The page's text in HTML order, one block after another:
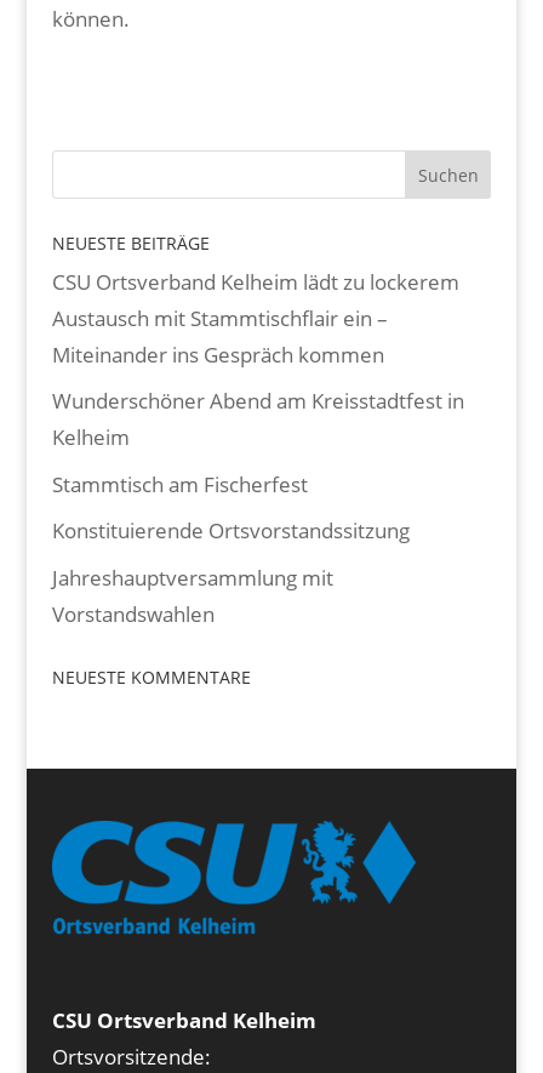
können.
NEUESTE BEITRÄGE
CSU Ortsverband Kelheim lädt zu lockerem
Austausch mit Stammtischflair ein –
Miteinander ins Gespräch kommen
Wunderschöner Abend am Kreisstadtfest in
Kelheim
Stammtisch am Fischerfest
Konstituierende Ortsvorstandssitzung
Jahreshauptversammlung mit
Vorstandswahlen
NEUESTE KOMMENTARE
CSU Ortsverband Kelheim
Ortsvorsitzende: